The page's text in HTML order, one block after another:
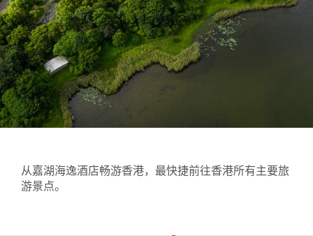
从嘉湖海逸酒店畅游香港，最快捷前往香港所有主要旅
游景点。